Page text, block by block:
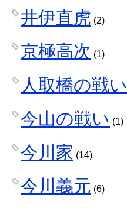
井伊直虎 (2)
京極高次 (1)
人取橋の戦い
今山の戦い (1)
今川家 (14)
今川義元 (6)